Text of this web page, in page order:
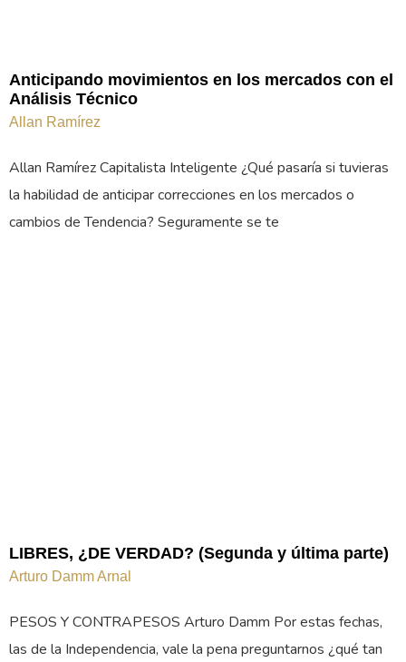
Anticipando movimientos en los mercados con el
Análisis Técnico
Allan Ramírez
Allan Ramírez Capitalista Inteligente ¿Qué pasaría si tuvieras
la habilidad de anticipar correcciones en los mercados o
cambios de Tendencia? Seguramente se te
LIBRES, ¿DE VERDAD? (Segunda y última parte)
Arturo Damm Arnal
PESOS Y CONTRAPESOS Arturo Damm Por estas fechas,
las de la Independencia, vale la pena preguntarnos ¿qué tan